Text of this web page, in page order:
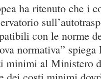
ha ritenuto che i
con le norme
normativa”
minimi al Ministero